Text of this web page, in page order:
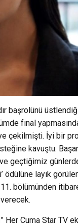
başrolünü üstlendiği
final
çekilmişti. İyi bir
kavuştu.
geçtiğimiz günlerde
ödülüne layık
bölümünden
Her Cuma Star TV